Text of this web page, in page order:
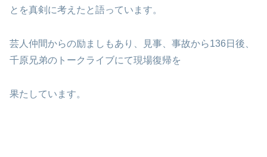
とを真剣に考えたと語っています。
芸人仲間からの励ましもあり、見事、事故から136日後、
千原兄弟のトークライブにて現場復帰を
果たしています。